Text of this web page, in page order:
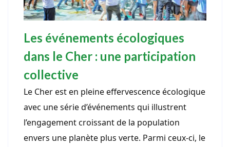
Les événements écologiques
dans le Cher : une participation
collective
Le Cher est en pleine effervescence écologique
avec une série d’événements qui illustrent
l’engagement croissant de la population
envers une planète plus verte. Parmi ceux-ci, le